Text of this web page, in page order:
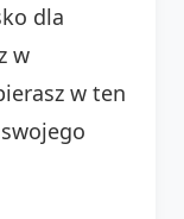
dla
w
w ten